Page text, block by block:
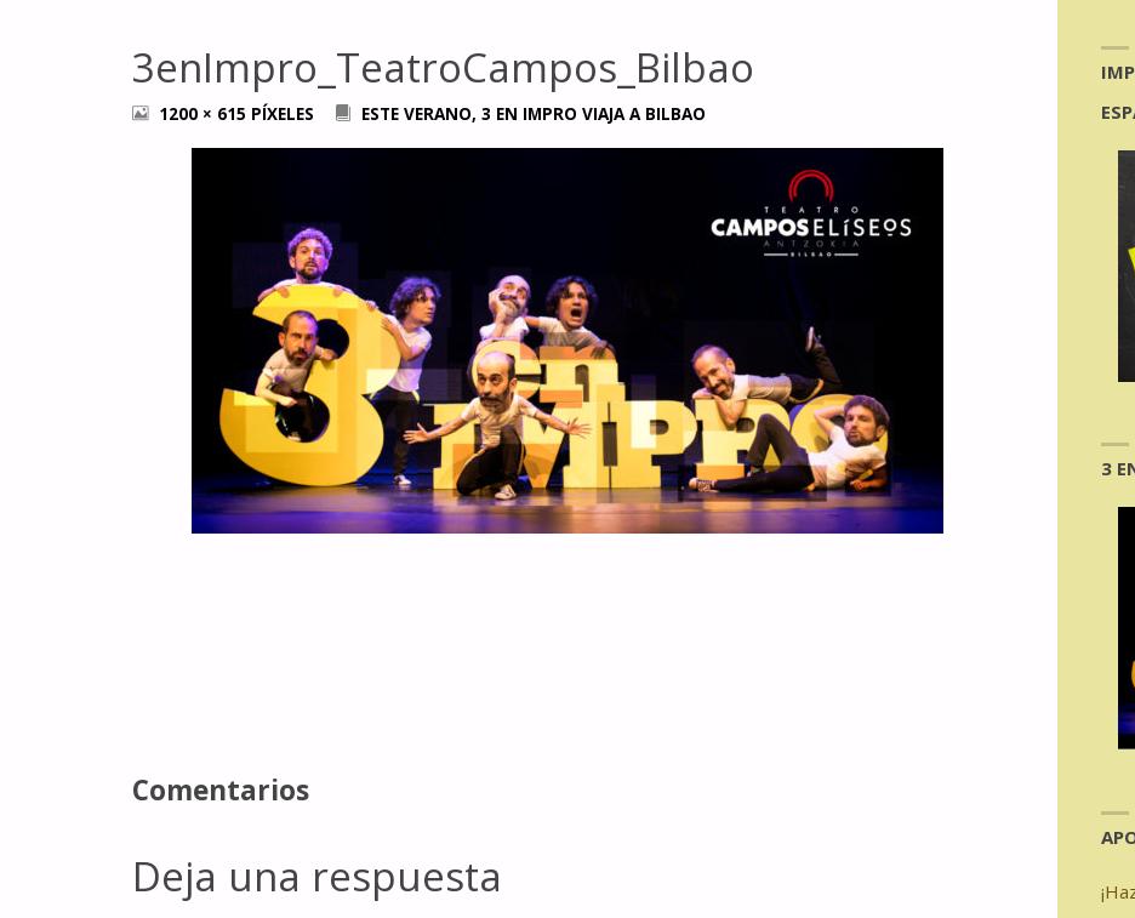
3enImpro_TeatroCampos_Bilbao
TAMAÑO
1200 × 615 PÍXELES ESTE VERANO, 3 EN IMPRO VIAJA A BILBAO
Comentarios
Deja una respuesta
3